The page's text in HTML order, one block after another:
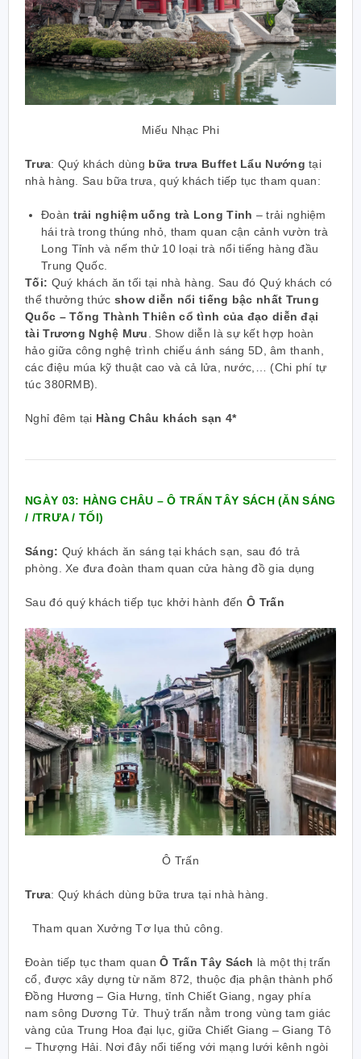
Miếu Nhạc Phi
Trưa: Quý khách dùng bữa trưa Buffet Lẩu Nướngtại
nhà hàng. Sau bữa trưa, quý khách tiếp tục tham quan:
Đoàn trải nghiệm uống trà Long Tỉnh – trải nghiệm
hái trà trong thúng nhỏ, tham quan cận cảnh vườn trà
Long Tỉnh và nếm thử 10 loại trà nổi tiếng hàng đầu
Trung Quốc.
Tối: Quý khách ăn tối tại nhà hàng. Sau đó Quý khách có
thể thưởng thức show diễn nổi tiếng bậc nhất Trung
Quốc – Tống Thành Thiên cổ tình của đạo diễn đại
tài Trương Nghệ Mưu
. Show diễn là sự kết hợp hoàn
hảo giữa công nghệ trình chiếu ánh sáng 5D, âm thanh,
các điệu múa kỹ thuật cao và cả lửa, nước,… (Chi phí tự
túc 380RMB).
Nghỉ đêm tại Hàng Châu khách sạn 4*
NGÀY 03: HÀNG CHÂU – Ô TRẤN TÂY SÁCH (ĂN SÁNG
/ /TRƯA / TỐI)
Sáng: Quý khách ăn sáng tại khách sạn, sau đó trả
phòng. Xe đưa đoàn tham quan cửa hàng đồ gia dụng
Sau đóquý khách tiếp tục khởi hành đếnÔ Trấn
Ô Trấn
Trưa: Quý khách dùng bữa trưa tại nhà hàng.
Tham quan Xưởng Tơ lụa thủ công.
Đoàn tiếp tục tham quanÔ Trấn Tây Sách là một thị trấn
cổ, được xây dựng từ năm 872, thuộc địa phận thành phố
Đồng Hương – Gia Hưng, tỉnh Chiết Giang, ngay phía
nam sông Dương Tử. Thuỷ trấn nằm trong vùng tam giác
vàng của Trung Hoa đại lục, giữa Chiết Giang – Giang Tô
– Thượng Hải. Nơi đây nổi tiếng với mạng lưới kênh ngòi